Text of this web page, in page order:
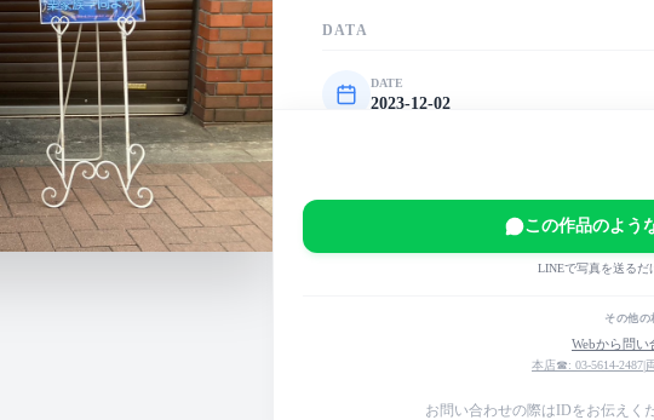
DATA
DATE
2023-12-02
栗林みな実 LIVE TOUR 2023 “voice
この作品のよう
LINEで写真を送るだ
その他の
Webから問
本店☎: 03-5614-2487|
お問い合わせの際はIDをお伝えく